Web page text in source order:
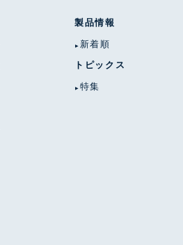
製品情報
新着順
トピックス
特集